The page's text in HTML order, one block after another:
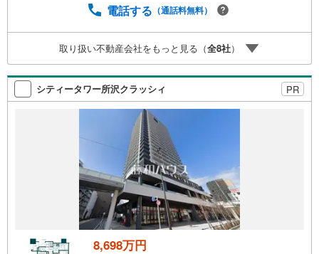
電話する （通話料無料）
取り扱い不動産会社をもっと見る（全8社）
シティータワー所沢クラッシィ PR
8,698万円